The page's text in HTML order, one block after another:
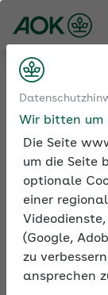
Wir bitten um
Die Seite
um die Seite
optionale
einer
(Google,
zu
ansprechen
Medien
Seminarvideos:
Tipps
2026 gibt